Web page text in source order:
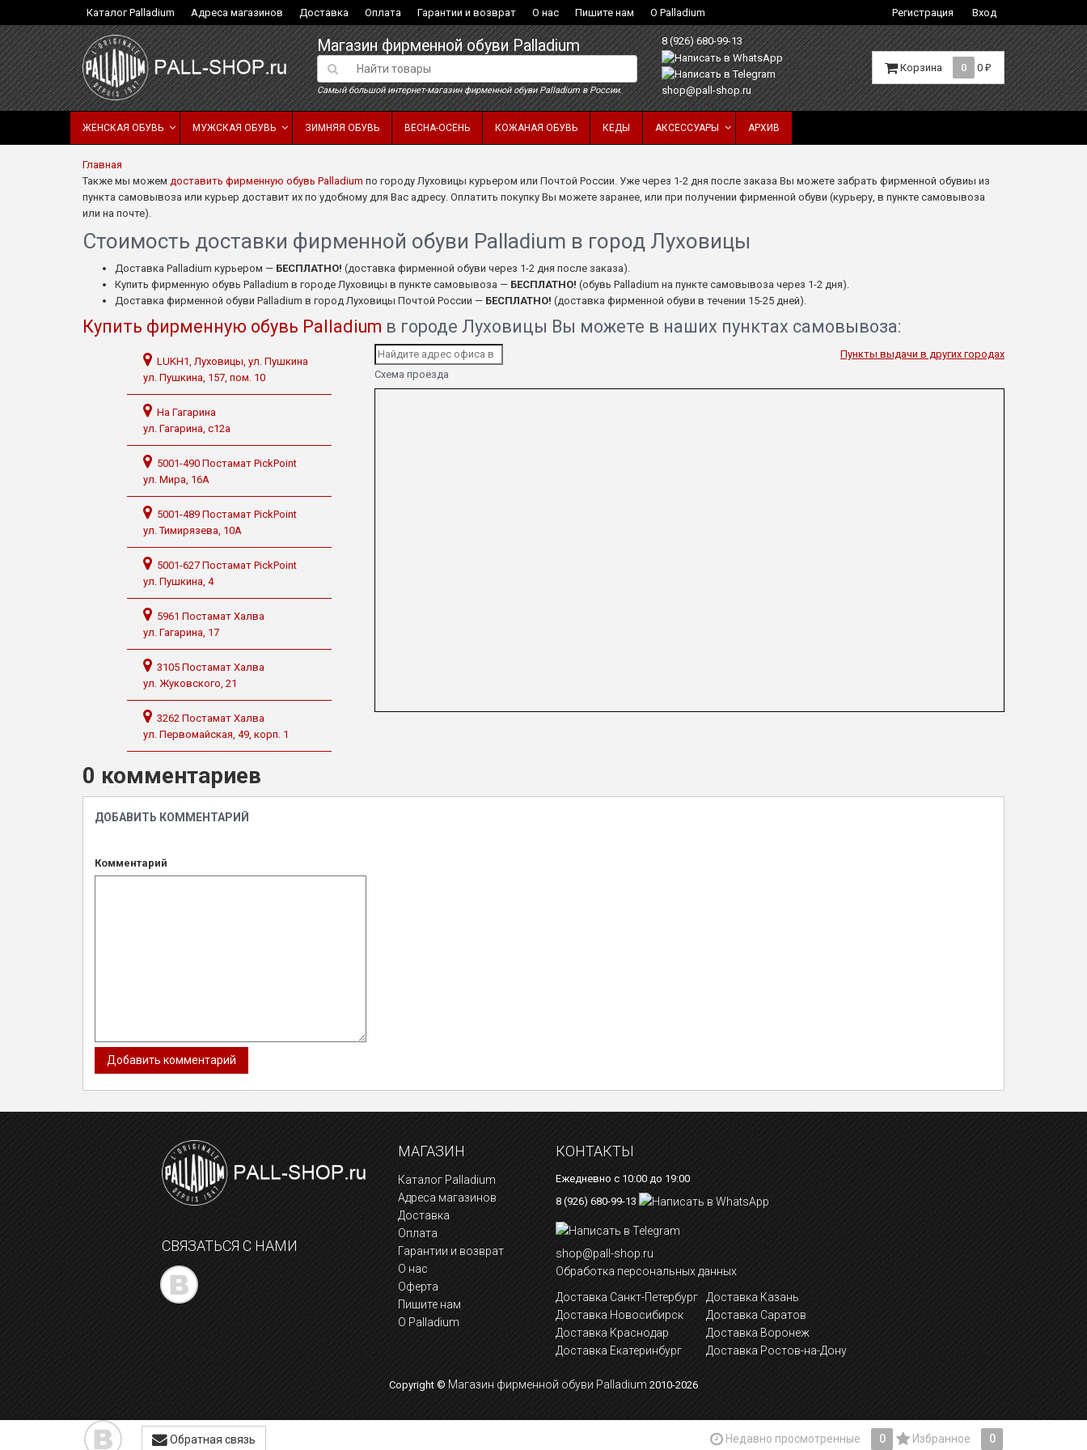
Каталог Palladium Адреса магазинов Доставка Оплата Гарантии и возврат О нас Пишите нам О Palladium Регистрация Вход
Магазин фирменной обуви Palladium
Самый большой интернет-магазин фирменной обуви Palladium в России.
8 (926) 680-99-13
shop@pall-shop.ru
Корзина 0 0 ₽
ЖЕНСКАЯ ОБУВЬ МУЖСКАЯ ОБУВЬ ЗИМНЯЯ ОБУВЬ ВЕСНА-ОСЕНЬ КОЖАНАЯ ОБУВЬ КЕДЫ АКСЕССУАРЫ АРХИВ
Главная
Также мы можем доставить фирменную обувь Palladium по городу Луховицы курьером или Почтой России. Уже через 1-2 дня после заказа Вы можете забрать фирменной обувиы из
пункта самовывоза или курьер доставит их по удобному для Вас адресу. Оплатить покупку Вы можете заранее, или при получении фирменной обуви (курьеру, в пункте самовывоза
или на почте).
Стоимость доставки фирменной обуви Palladium в город Луховицы
Доставка Palladium курьером — БЕСПЛАТНО! (доставка фирменной обуви через 1-2 дня после заказа).
Купить фирменную обувь Palladium в городе Луховицы в пункте самовывоза — БЕСПЛАТНО! (обувь Palladium на пункте самовывоза через 1-2 дня).
Доставка фирменной обуви Palladium в город Луховицы Почтой России — БЕСПЛАТНО! (доставка фирменной обуви в течении 15-25 дней).
Купить фирменную обувь Palladium в городе Луховицы Вы можете в наших пунктах самовывоза:
LUKH1, Луховицы, ул. Пушкина
ул. Пушкина, 157, пом. 10
На Гагарина
ул. Гагарина, с12а
5001-490 Постамат PickPoint
ул. Мира, 16А
5001-489 Постамат PickPoint
ул. Тимирязева, 10А
5001-627 Постамат PickPoint
ул. Пушкина, 4
5961 Постамат Халва
ул. Гагарина, 17
3105 Постамат Халва
ул. Жуковского, 21
3262 Постамат Халва
ул. Первомайская, 49, корп. 1
Пункты выдачи в других городах
Схема проезда
0 комментариев
ДОБАВИТЬ КОММЕНТАРИЙ
Комментарий
СВЯЗАТЬСЯ С НАМИ
МАГАЗИН
Каталог Palladium
Адреса магазинов
Доставка
Оплата
Гарантии и возврат
О нас
Оферта
Пишите нам
О Palladium
КОНТАКТЫ
Ежедневно с 10:00 до 19:00
8 (926) 680-99-13
shop@pall-shop.ru
Обработка персональных данных
Доставка Санкт-Петербург
Доставка Новосибирск
Доставка Краснодар
Доставка Екатеринбург
Доставка Казань
Доставка Саратов
Доставка Воронеж
Доставка Ростов-на-Дону
Copyright © Магазин фирменной обуви Palladium 2010-2026
Обратная связь Недавно просмотренные 0 Избранное 0